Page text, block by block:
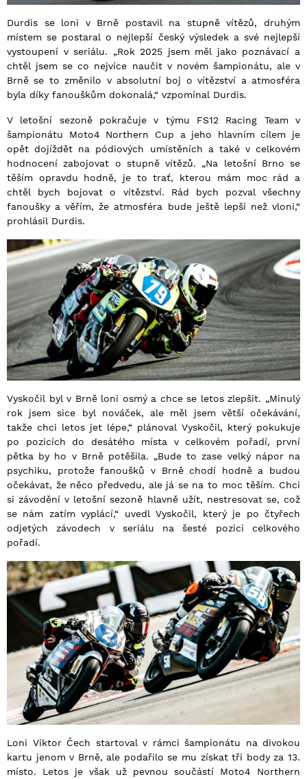
Durdis se loni v Brně postavil na stupně vítězů, druhým
místem se postaral o nejlepší český výsledek a své nejlepší
vystoupení v seriálu. „Rok 2025 jsem měl jako poznávací a
chtěl jsem se co nejvíce naučit v novém šampionátu, ale v
Brně se to změnilo v absolutní boj o vítězství a atmosféra
byla díky fanouškům dokonalá,“ vzpomínal Durdis.
V letošní sezoně pokračuje v týmu FS12 Racing Team v
šampionátu Moto4 Northern Cup a jeho hlavním cílem je
opět dojíždět na pódiových umístěních a také v celkovém
hodnocení zabojovat o stupně vítězů. „Na letošní Brno se
těším opravdu hodně, je to trať, kterou mám moc rád a
chtěl bych bojovat o vítězství. Rád bych pozval všechny
fanoušky a věřím, že atmosféra bude ještě lepší než vloni,“
prohlásil Durdis.
Vyskočil byl v Brně loni osmý a chce se letos zlepšit. „Minulý
rok jsem sice byl nováček, ale měl jsem větší očekávání,
takže chci letos jet lépe,“ plánoval Vyskočil, který pokukuje
po pozicích do desátého místa v celkovém pořadí, první
pětka by ho v Brně potěšila. „Bude to zase velký nápor na
psychiku, protože fanoušků v Brně chodí hodně a budou
očekávat, že něco předvedu, ale já se na to moc těším. Chci
si závodění v letošní sezoně hlavně užít, nestresovat se, což
se nám zatím vyplácí,“ uvedl Vyskočil, který je po čtyřech
odjetých závodech v seriálu na šesté pozici celkového
pořadí.
Loni Viktor Čech startoval v rámci šampionátu na divokou
kartu jenom v Brně, ale podařilo se mu získat tři body za 13.
místo. Letos je však už pevnou součástí Moto4 Northern